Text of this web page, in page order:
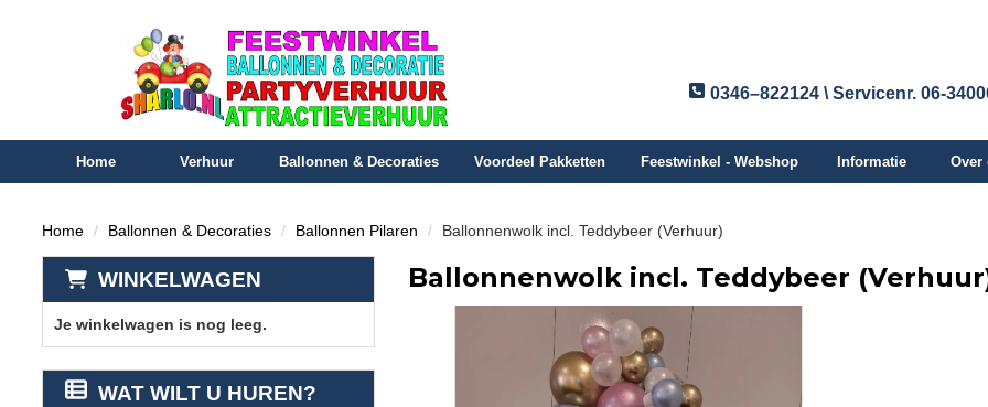
0346–822124 \ Servicenr. 06-
Home Verhuur Ballonnen & Decoraties Voordeel Pakketten Feestwinkel - Webshop Informatie Over
Home Ballonnen & Decoraties Ballonnen Pilaren Ballonnenwolk incl. Teddybeer (Verhuur)
WINKELWAGEN
Je winkelwagen is nog leeg.
WAT WILT U HUREN?
Ballonnenwolk incl. Teddybeer